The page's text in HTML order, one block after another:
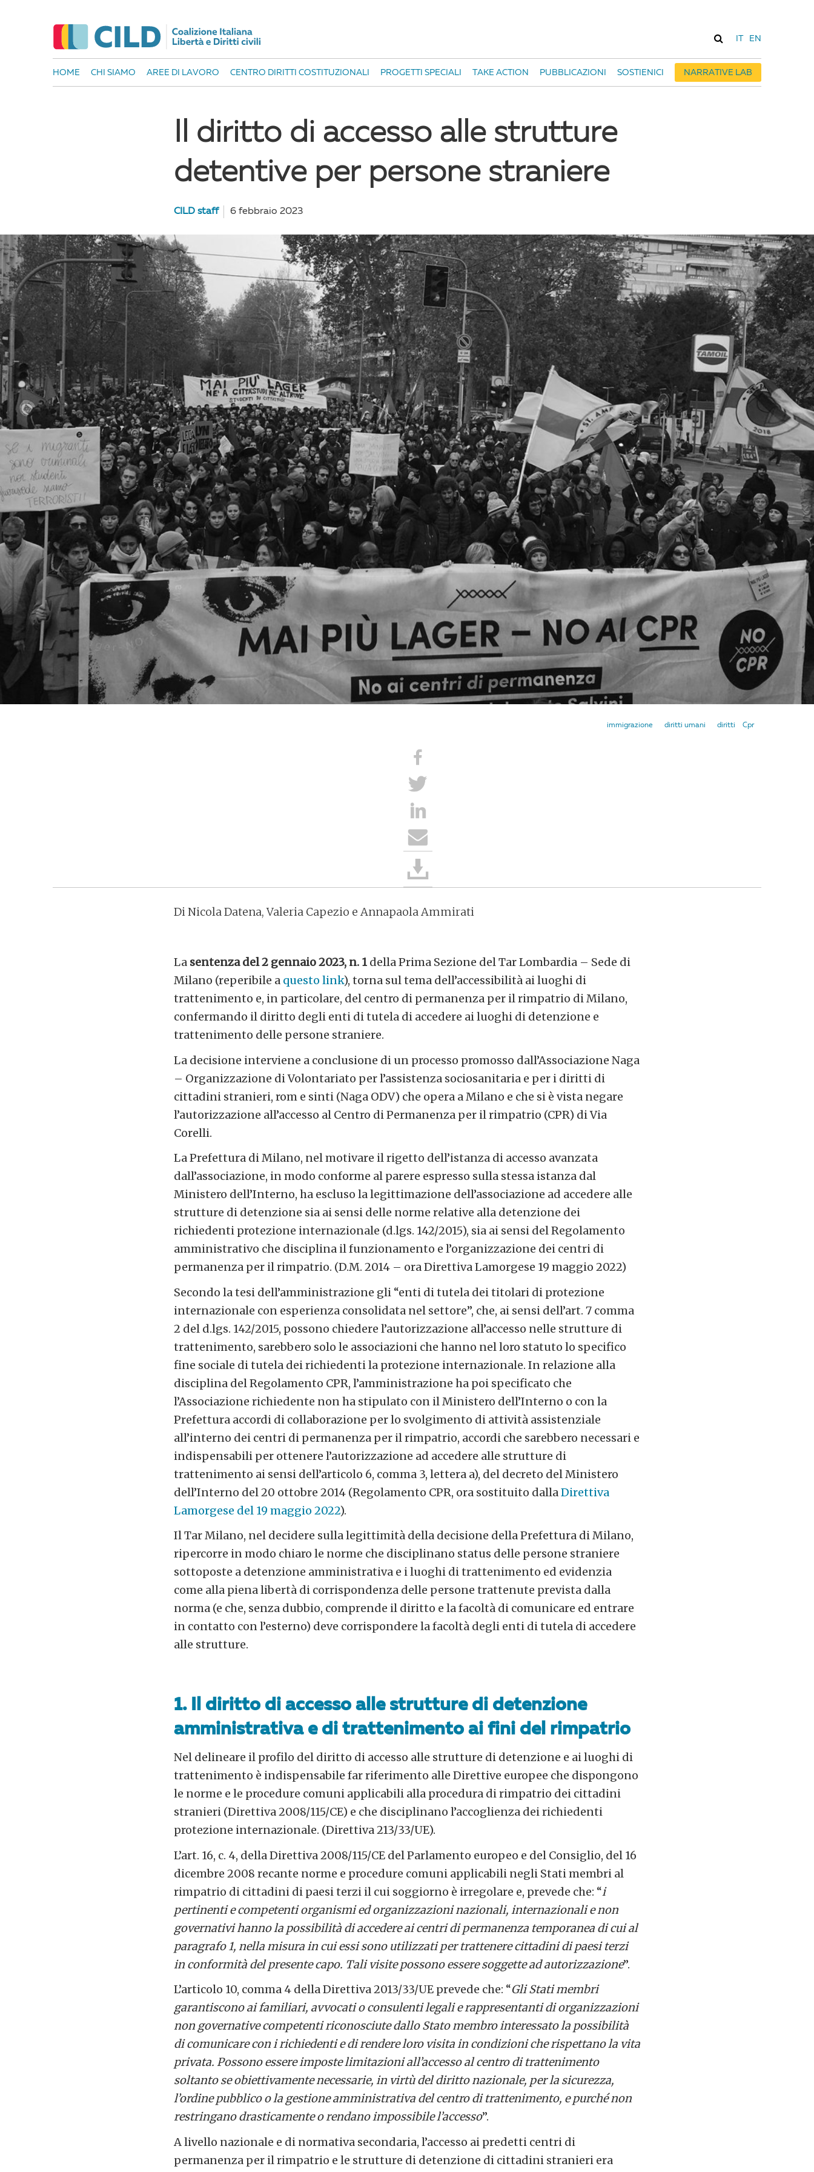
EN
HOME CHI SIAMO AREE DI LAVORO CENTRO DIRITTI COSTITUZIONALI PROGETTI SPECIALI TAKE ACTION PUBBLICAZIONI SOSTIENICI NARRATIVE LAB
Il diritto di accesso alle strutture
detentive per persone straniere
CILD staff 6 febbraio 2023
Cpr
diritti
diritti umani
immigrazione
Di Nicola Datena, Valeria Capezio e Annapaola Ammirati
La sentenza del 2 gennaio 2023, n. 1 della Prima Sezione del Tar Lombardia – Sede di
Milano (reperibile a questo link), torna sul tema dell’accessibilità ai luoghi di
trattenimento e, in particolare, del centro di permanenza per il rimpatrio di Milano,
confermando il diritto degli enti di tutela di accedere ai luoghi di detenzione e
trattenimento delle persone straniere.
La decisione interviene a conclusione di un processo promosso dall’Associazione Naga
– Organizzazione di Volontariato per l’assistenza sociosanitaria e per i diritti di
cittadini stranieri, rom e sinti (Naga ODV) che opera a Milano e che si è vista negare
l’autorizzazione all’accesso al Centro di Permanenza per il rimpatrio (CPR) di Via
Corelli.
La Prefettura di Milano, nel motivare il rigetto dell’istanza di accesso avanzata
dall’associazione, in modo conforme al parere espresso sulla stessa istanza dal
Ministero dell’Interno, ha escluso la legittimazione dell’associazione ad accedere alle
strutture di detenzione sia ai sensi delle norme relative alla detenzione dei
richiedenti protezione internazionale (d.lgs. 142/2015), sia ai sensi del Regolamento
amministrativo che disciplina il funzionamento e l’organizzazione dei centri di
permanenza per il rimpatrio. (D.M. 2014 – ora Direttiva Lamorgese 19 maggio 2022)
Secondo la tesi dell’amministrazione gli “enti di tutela dei titolari di protezione
internazionale con esperienza consolidata nel settore”, che, ai sensi dell’art. 7 comma
2 del d.lgs. 142/2015, possono chiedere l’autorizzazione all’accesso nelle strutture di
trattenimento, sarebbero solo le associazioni che hanno nel loro statuto lo specifico
fine sociale di tutela dei richiedenti la protezione internazionale. In relazione alla
disciplina del Regolamento CPR, l’amministrazione ha poi specificato che
l’Associazione richiedente non ha stipulato con il Ministero dell’Interno o con la
Prefettura accordi di collaborazione per lo svolgimento di attività assistenziale
all’interno dei centri di permanenza per il rimpatrio, accordi che sarebbero necessari e
indispensabili per ottenere l’autorizzazione ad accedere alle strutture di
trattenimento ai sensi dell’articolo 6, comma 3, lettera a), del decreto del Ministero
dell’Interno del 20 ottobre 2014 (Regolamento CPR, ora sostituito dallaDirettiva
Lamorgese del 19 maggio 2022).
Il Tar Milano, nel decidere sulla legittimità della decisione della Prefettura di Milano,
ripercorre in modo chiaro le norme che disciplinano status delle persone straniere
sottoposte a detenzione amministrativa e i luoghi di trattenimento ed evidenzia
come alla piena libertà di corrispondenza delle persone trattenute prevista dalla
norma (e che, senza dubbio, comprende il diritto e la facoltà di comunicare ed entrare
in contatto con l’esterno) deve corrispondere la facoltà degli enti di tutela di accedere
alle strutture.
1. Il diritto di accesso alle strutture di detenzione
amministrativa e di trattenimento ai fini del rimpatrio
Nel delineare il profilo del diritto di accesso alle strutture di detenzione e ai luoghi di
trattenimento è indispensabile far riferimento alle Direttive europee che dispongono
le norme e le procedure comuni applicabili alla procedura di rimpatrio dei cittadini
stranieri (Direttiva 2008/115/CE) e che disciplinano l’accoglienza dei richiedenti
protezione internazionale. (Direttiva 213/33/UE).
L’art. 16, c. 4, della Direttiva 2008/115/CE del Parlamento europeo e del Consiglio, del 16
dicembre 2008 recante norme e procedure comuni applicabili negli Stati membri al
rimpatrio di cittadini di paesi terzi il cui soggiorno è irregolare e, prevede che: “i
pertinenti e competenti organismi ed organizzazioni nazionali, internazionali e non
governativi hanno la possibilità di accedere ai centri di permanenza temporanea di cui al
paragrafo 1, nella misura in cui essi sono utilizzati per trattenere cittadini di paesi terzi
in conformità del presente capo. Tali visite possono essere soggette ad autorizzazione”.
L’articolo 10, comma 4 della Direttiva 2013/33/UE prevede che: “Gli Stati membri
garantiscono ai familiari, avvocati o consulenti legali e rappresentanti di organizzazioni
non governative competenti riconosciute dallo Stato membro interessato la possibilità
di comunicare con i richiedenti e di rendere loro visita in condizioni che rispettano la vita
privata. Possono essere imposte limitazioni all’accesso al centro di trattenimento
soltanto se obiettivamente necessarie, in virtù del diritto nazionale, per la sicurezza,
l’ordine pubblico o la gestione amministrativa del centro di trattenimento, e purché non
restringano drasticamente o rendano impossibile l’accesso”.
A livello nazionale e di normativa secondaria, l’accesso ai predetti centri di
permanenza per il rimpatrio e le strutture di detenzione di cittadini stranieri era